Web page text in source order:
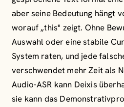
aber seine Bedeutung hängt
worauf „this" zeigt. Ohne
Auswahl oder eine stabile
System raten, und jede
verschwendet mehr Zeit als
Audio-ASR kann Deixis
sie kann das